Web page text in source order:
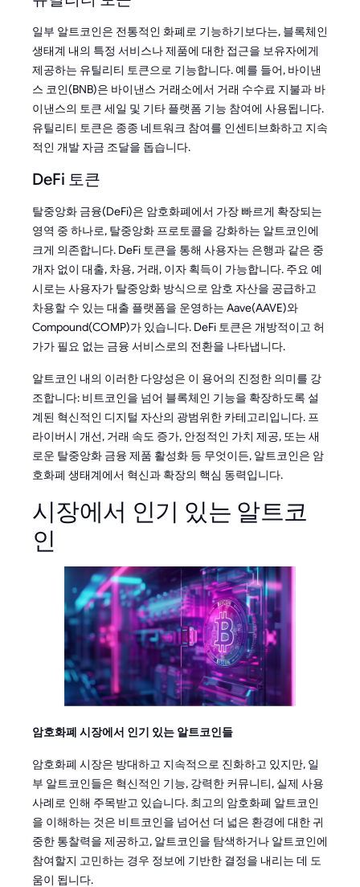
일부 알트코인은 전통적인 화폐로 기능하기보다는, 블록체인
생태계 내의 특정 서비스나 제품에 대한 접근을 보유자에게
제공하는 유틸리티 토큰으로 기능합니다. 예를 들어, 바이낸
스 코인(BNB)은 바이낸스 거래소에서 거래 수수료 지불과 바
이낸스의 토큰 세일 및 기타 플랫폼 기능 참여에 사용됩니다.
유틸리티 토큰은 종종 네트워크 참여를 인센티브화하고 지속
적인 개발 자금 조달을 돕습니다.
DeFi 토큰
탈중앙화 금융(DeFi)은 암호화폐에서 가장 빠르게 확장되는
영역 중 하나로, 탈중앙화 프로토콜을 강화하는 알트코인에
크게 의존합니다. DeFi 토큰을 통해 사용자는 은행과 같은 중
개자 없이 대출, 차용, 거래, 이자 획득이 가능합니다. 주요 예
시로는 사용자가 탈중앙화 방식으로 암호 자산을 공급하고
차용할 수 있는 대출 플랫폼을 운영하는 Aave(AAVE)와
Compound(COMP)가 있습니다. DeFi 토큰은 개방적이고 허
가가 필요 없는 금융 서비스로의 전환을 나타냅니다.
알트코인 내의 이러한 다양성은 이 용어의 진정한 의미를 강
조합니다: 비트코인을 넘어 블록체인 기능을 확장하도록 설
계된 혁신적인 디지털 자산의 광범위한 카테고리입니다. 프
라이버시 개선, 거래 속도 증가, 안정적인 가치 제공, 또는 새
로운 탈중앙화 금융 제품 활성화 등 무엇이든, 알트코인은 암
호화폐 생태계에서 혁신과 확장의 핵심 동력입니다.
시장에서 인기 있는 알트코
인
암호화폐 시장에서 인기 있는 알트코인들
암호화폐 시장은 방대하고 지속적으로 진화하고 있지만, 일
부 알트코인들은 혁신적인 기능, 강력한 커뮤니티, 실제 사용
사례로 인해 주목받고 있습니다. 최고의 암호화폐 알트코인
을 이해하는 것은 비트코인을 넘어선 더 넓은 환경에 대한 귀
중한 통찰력을 제공하고, 알트코인을 탐색하거나 알트코인에
참여할지 고민하는 경우 정보에 기반한 결정을 내리는 데 도
움이 됩니다.